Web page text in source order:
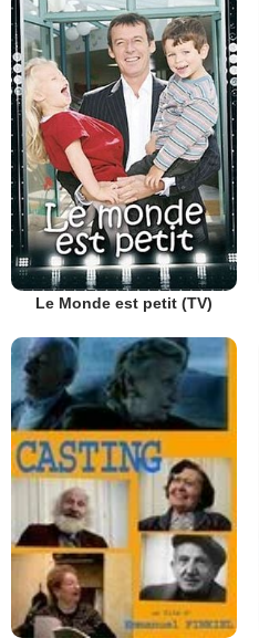
Le Monde est petit (TV)